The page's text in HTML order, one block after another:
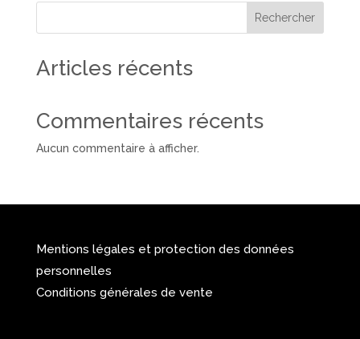
Rechercher
Articles récents
Commentaires récents
Aucun commentaire à afficher.
Mentions légales et protection des données
personnelles
Conditions générales de vente